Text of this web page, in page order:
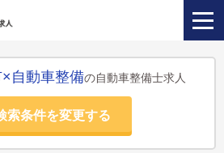
自動車整備の自動車整備士求人
索条件を変更する